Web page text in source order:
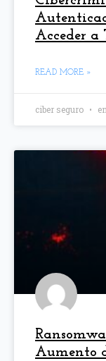
Acceder a
READ MORE »
ciber seguro
Aumento